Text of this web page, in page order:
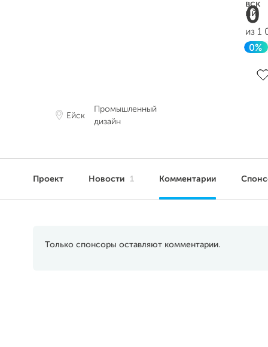
Ейск
Промышленный
дизайн
0
из 1
0%
Проект Новости 1 Комментарии
Только спонсоры оставляют комментарии.